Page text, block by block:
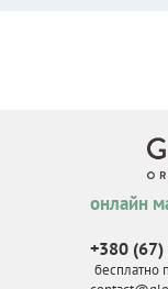
онлайн
+380
бесплатно